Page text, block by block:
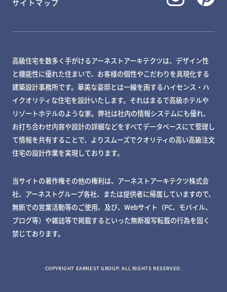
サイトマップ
高級住宅を数多く手がけるアーネストアーキテクツは、デザイン性
と機能性に優れた住まいで、お客様の個性やこだわりを具現化する
建築設計事務所です。華美な豪邸とは一線を画するハイセンス・ハ
イクオリティな住宅を設計いたします。それはまるで高級ホテルや
リゾートホテルのような家。弊社は社内の情報システムにも優れ、
お打ち合わせ内容や設計の詳細などをすべてデータベースにて管理し
て情報を共有することで、よりスムーズでクオリティの高い高級注文
住宅の設計作業を実現しております。
当サイトの著作権その他の権利は、アーネストアーキテクツ株式会
社、アーネストグループ各社、または提供者に帰属していますので、
無断での営業活動等のご使用、及び、Webサイト（PC、モバイル、
ブログ等）や雑誌等で掲載するといった無断複写転載の行為を固く
禁じております。
COPYRIGHT EARNEST GROUP. ALL RIGHTS RESERVED.